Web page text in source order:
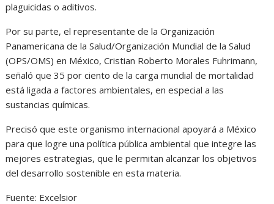
plaguicidas o aditivos.
Por su parte, el representante de la Organización
Panamericana de la Salud/Organización Mundial de la Salud
(OPS/OMS) en México, Cristian Roberto Morales Fuhrimann,
señaló que 35 por ciento de la carga mundial de mortalidad
está ligada a factores ambientales, en especial a las
sustancias químicas.
Precisó que este organismo internacional apoyará a México
para que logre una política pública ambiental que integre las
mejores estrategias, que le permitan alcanzar los objetivos
del desarrollo sostenible en esta materia.
Fuente: Excelsior